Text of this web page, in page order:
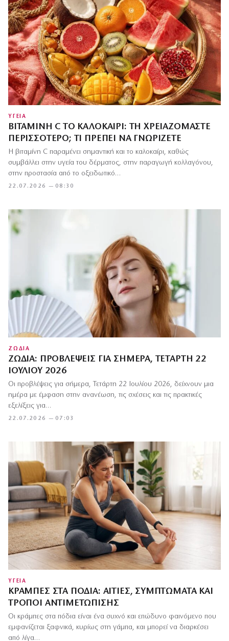
ΥΓΕΙΑ
ΒΙΤΑΜΊΝΗ C ΤΟ ΚΑΛΟΚΑΊΡΙ: ΤΗ ΧΡΕΙΑΖΌΜΑΣΤΕ
ΠΕΡΙΣΣΌΤΕΡΟ; ΤΙ ΠΡΈΠΕΙ ΝΑ ΓΝΩΡΊΖΕΤΕ
22.07.2026 — 08:30
Η βιταμίνη C παραμένει σημαντική και το καλοκαίρι, καθώς
συμβάλλει στην υγεία του δέρματος, στην παραγωγή κολλαγόνου,
στην προστασία από το οξειδωτικό…
ΖΩΔΙΑ
ΖΏΔΙΑ: ΠΡΟΒΛΈΨΕΙΣ ΓΙΑ ΣΉΜΕΡΑ, ΤΕΤΆΡΤΗ 22
ΙΟΥΛΊΟΥ 2026
22.07.2026 — 07:03
Οι προβλέψεις για σήμερα, Τετάρτη 22 Ιουλίου 2026, δείχνουν μια
ημέρα με έμφαση στην ανανέωση, τις σχέσεις και τις πρακτικές
εξελίξεις για…
ΥΓΕΙΑ
ΚΡΆΜΠΕΣ ΣΤΑ ΠΌΔΙΑ: ΑΙΤΊΕΣ, ΣΥΜΠΤΏΜΑΤΑ ΚΑΙ
ΤΡΌΠΟΙ ΑΝΤΙΜΕΤΏΠΙΣΗΣ
Οι κράμπες στα πόδια είναι ένα συχνό και επώδυνο φαινόμενο που
εμφανίζεται ξαφνικά, κυρίως στη γάμπα, και μπορεί να διαρκέσει
από λίγα…